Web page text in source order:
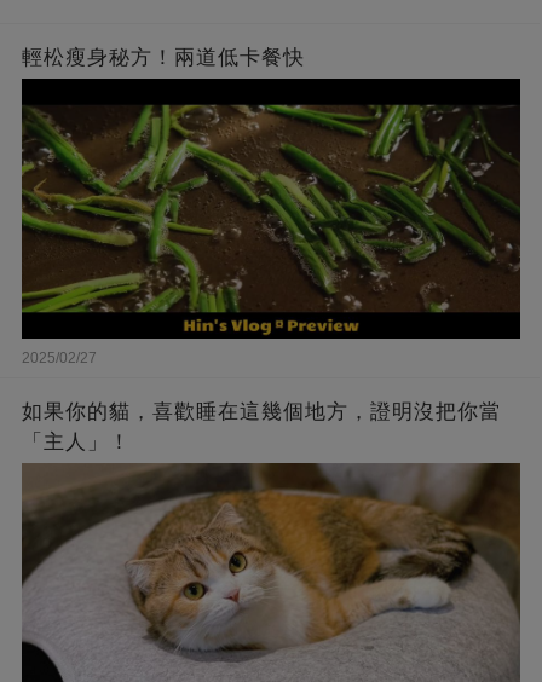
輕松瘦身秘方！兩道低卡餐快
2025/02/27
如果你的貓，喜歡睡在這幾個地方，證明沒把你當
「主人」！